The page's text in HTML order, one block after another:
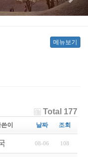
메뉴보기
Total 177
쓴이 날짜 조회
모전 결과발표
08-06 108